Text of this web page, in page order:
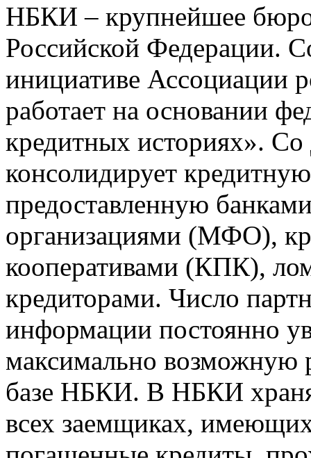
НБКИ – крупнейшее
Российской Федерации.
инициативе Ассоциации
работает на основании
кредитных историях».
консолидирует
предоставленную
организациями (МФО),
кооперативами (КПК),
кредиторами. Число
информации постоянно
максимально возможную
базе НБКИ. В НБКИ
всех заемщиках,